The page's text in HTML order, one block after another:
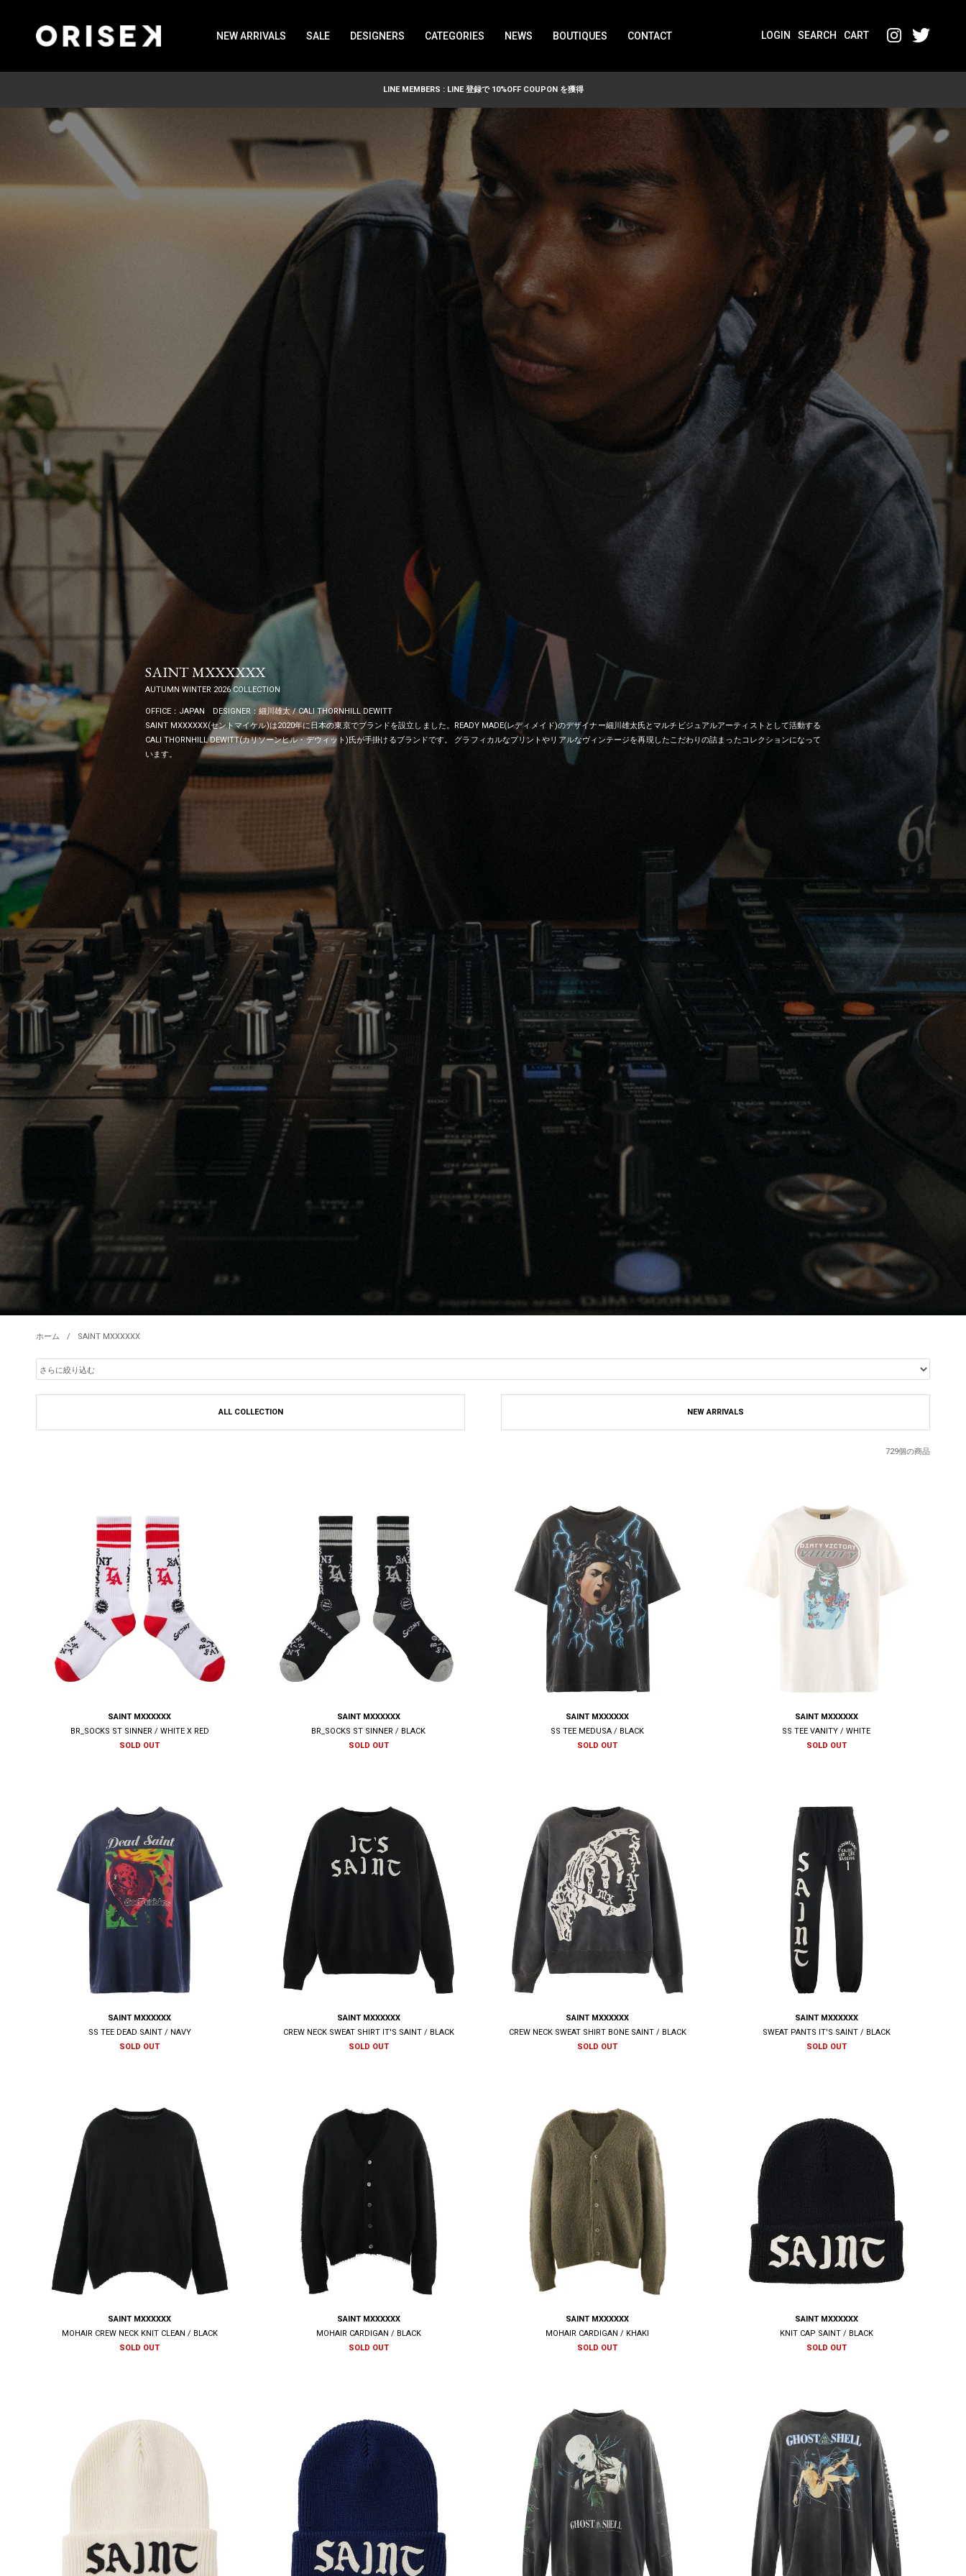
NEW ARRIVALS SALE DESIGNERS CATEGORIES NEWS BOUTIQUES CONTACT LOGIN SEARCH CART
LINE MEMBERS : LINE 登録で 10%OFF COUPON を獲得
SAINT MXXXXXX
AUTUMN WINTER 2026 COLLECTION
OFFICE：JAPAN DESIGNER：細川雄太 / CALI THORNHILL DEWITT
SAINT MXXXXXX(セントマイケル)は2020年に日本の東京でブランドを設立しました。READY MADE(レディメイド)のデザイナー細川雄太氏とマルチビジュアルアーティストとして活動する
CALI THORNHILL DEWITT(カリソーンヒル・デウィット)氏が手掛けるブランドです。 グラフィカルなプリントやリアルなヴィンテージを再現したこだわりの詰まったコレクションになって
います。
ホーム SAINT MXXXXXX
ALL COLLECTION NEW ARRIVALS
729個の商品
SAINT MXXXXXX
BR_SOCKS ST SINNER / WHITE X RED
SOLD OUT
SAINT MXXXXXX
BR_SOCKS ST SINNER / BLACK
SOLD OUT
SAINT MXXXXXX
SS TEE MEDUSA / BLACK
SOLD OUT
SAINT MXXXXXX
SS TEE VANITY / WHITE
SOLD OUT
SAINT MXXXXXX
SS TEE DEAD SAINT / NAVY
SOLD OUT
SAINT MXXXXXX
CREW NECK SWEAT SHIRT IT'S SAINT / BLACK
SOLD OUT
SAINT MXXXXXX
CREW NECK SWEAT SHIRT BONE SAINT / BLACK
SOLD OUT
SAINT MXXXXXX
SWEAT PANTS IT'S SAINT / BLACK
SOLD OUT
SAINT MXXXXXX
MOHAIR CREW NECK KNIT CLEAN / BLACK
SOLD OUT
SAINT MXXXXXX
MOHAIR CARDIGAN / BLACK
SOLD OUT
SAINT MXXXXXX
MOHAIR CARDIGAN / KHAKI
SOLD OUT
SAINT MXXXXXX
KNIT CAP SAINT / BLACK
SOLD OUT